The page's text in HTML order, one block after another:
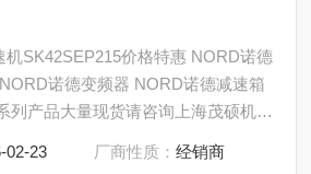
SK42SEP215价格特惠 NORD诺德
诺德变频器 NORD诺德减速箱
列产品大量现货请咨询上海茂硕机械
02-23 厂商性质：经销商